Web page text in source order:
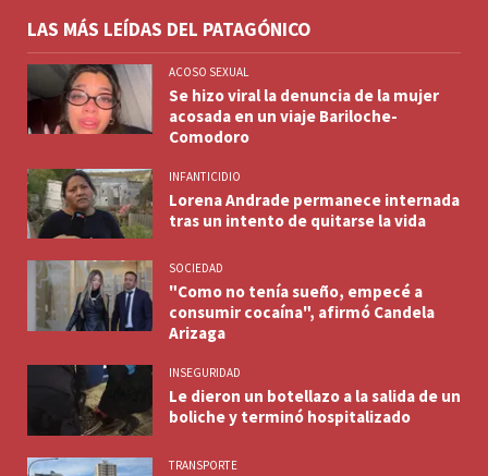
LAS MÁS LEÍDAS DEL PATAGÓNICO
ACOSO SEXUAL
Se hizo viral la denuncia de la mujer
acosada en un viaje Bariloche-
Comodoro
INFANTICIDIO
Lorena Andrade permanece internada
tras un intento de quitarse la vida
SOCIEDAD
"Como no tenía sueño, empecé a
consumir cocaína", afirmó Candela
Arizaga
INSEGURIDAD
Le dieron un botellazo a la salida de un
boliche y terminó hospitalizado
TRANSPORTE